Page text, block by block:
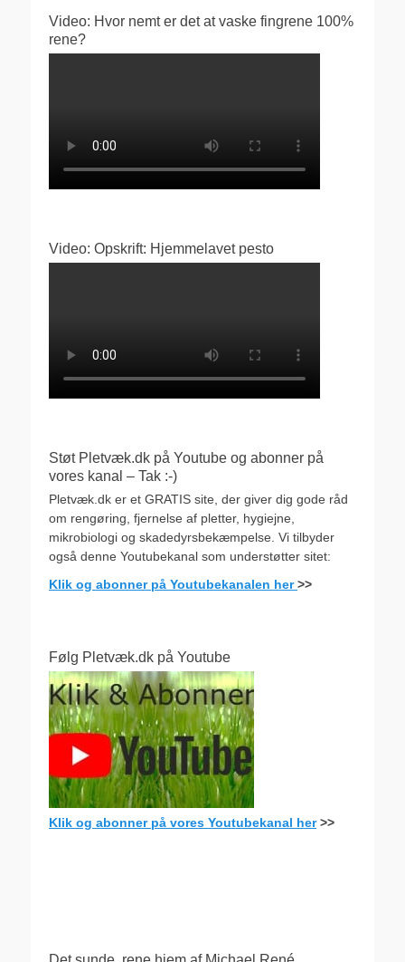
Video: Hvor nemt er det at vaske fingrene 100%
rene?
Video: Opskrift: Hjemmelavet pesto
Støt Pletvæk.dk på Youtube og abonner på
vores kanal – Tak :-)
Pletvæk.dk er et GRATIS site, der giver dig gode råd
om rengøring, fjernelse af pletter, hygiejne,
mikrobiologi og skadedyrsbekæmpelse. Vi tilbyder
også denne Youtubekanal som understøtter sitet:
Klik og abonner på Youtubekanalen her>>
Følg Pletvæk.dk på Youtube
Klik og abonner på vores Youtubekanal her>>